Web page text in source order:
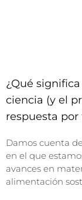
¿Qué
ciencia (y el
respuesta por
Damos cuenta
en el que
avances en
alimentación